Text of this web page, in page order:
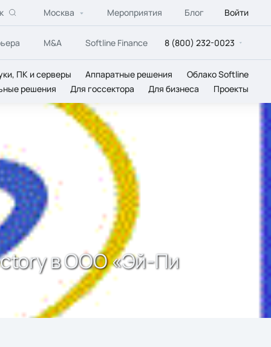
Москва Мероприятия Блог Войти
M&A Softline Finance 8 (800) 232-0023
ПК и серверы Аппаратные решения
Облако Softline
решения Для госсектора Для бизнеса Проекты
в ООО «Эй-Пи